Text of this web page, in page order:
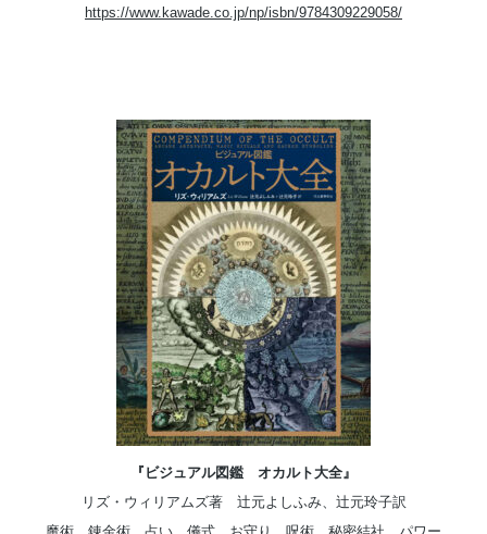
https://www.kawade.co.jp/np/isbn/9784309229058/
『ビジュアル図鑑 オカルト大全』
リズ・ウィリアムズ著 辻元よしふみ、辻元玲子訳